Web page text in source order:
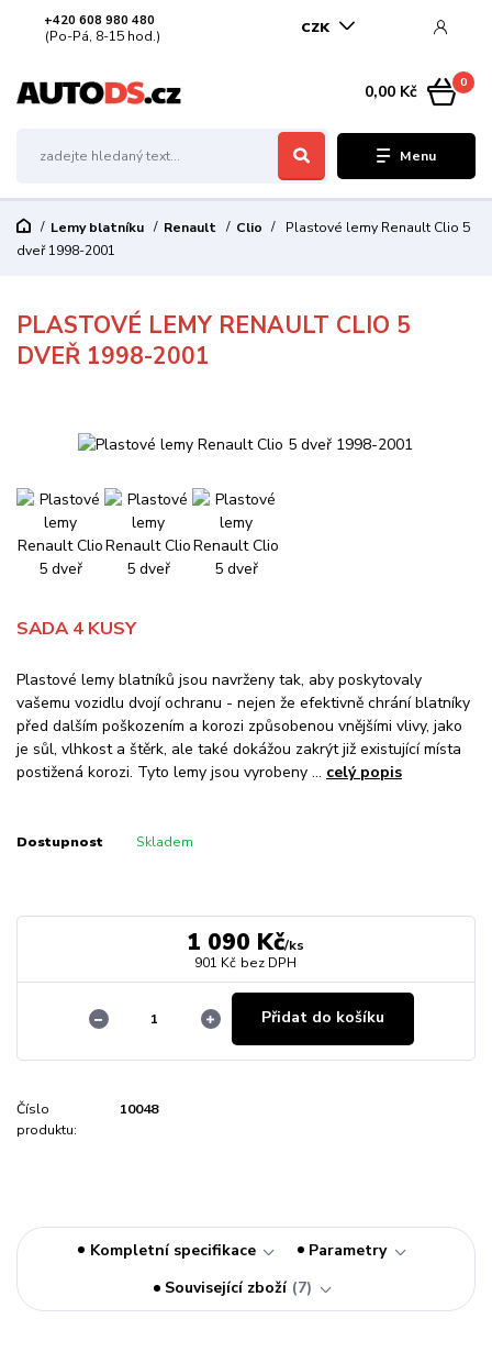
Menu
CZK
+420 608 980 480
(Po-Pá, 8-15 hod.)
0
0,00 Kč
Lemy blatníku Renault Clio
Plastové lemy Renault Clio 5
dveř 1998-2001
PLASTOVÉ LEMY RENAULT CLIO 5
DVEŘ 1998-2001
SADA 4 KUSY
Plastové lemy blatníků jsou navrženy tak, aby poskytovaly
vašemu vozidlu dvojí ochranu - nejen že efektivně chrání blatníky
před dalším poškozením a korozi způsobenou vnějšími vlivy, jako
je sůl, vlhkost a štěrk, ale také dokážou zakrýt již existující místa
postižená korozi. Tyto lemy jsou vyrobeny ... celý popis
Dostupnost Skladem
1 090 Kč/ks
901 Kč bez DPH
Přidat do košíku
Číslo
produktu:
10048
Kompletní specifikace
Parametry
Související zboží 7